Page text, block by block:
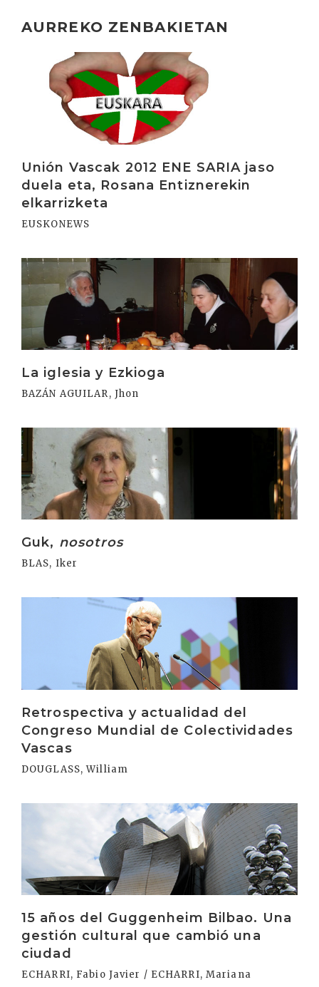
AURREKO ZENBAKIETAN
Unión Vascak 2012 ENE SARIA jaso
duela eta, Rosana Entiznerekin
elkarrizketa
EUSKONEWS
Irakurri
La iglesia y Ezkioga
BAZÁN AGUILAR, Jhon
Irakurri
Guk, nosotros
BLAS, Iker
Irakurri
Retrospectiva y actualidad del
Congreso Mundial de Colectividades
Vascas
DOUGLASS, William
15 años del Guggenheim Bilbao. Una
gestión cultural que cambió una
ciudad
ECHARRI, Fabio Javier / ECHARRI, Mariana